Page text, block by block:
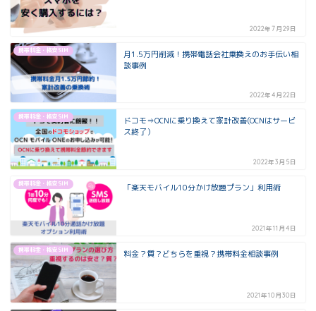
2022年7月29日
携帯料金・格安SIM
月1.5万円削減！携帯電話会社乗換えのお手伝い相
談事例
2022年4月22日
携帯料金・格安SIM
ドコモ⇒OCNに乗り換えて家計改善(OCNはサービ
ス終了）
2022年3月5日
携帯料金・格安SIM 「楽天モバイル10分かけ放題プラン」利用術
2021年11月4日
携帯料金・格安SIM 料金？質？どちらを重視？携帯料金相談事例
2021年10月30日